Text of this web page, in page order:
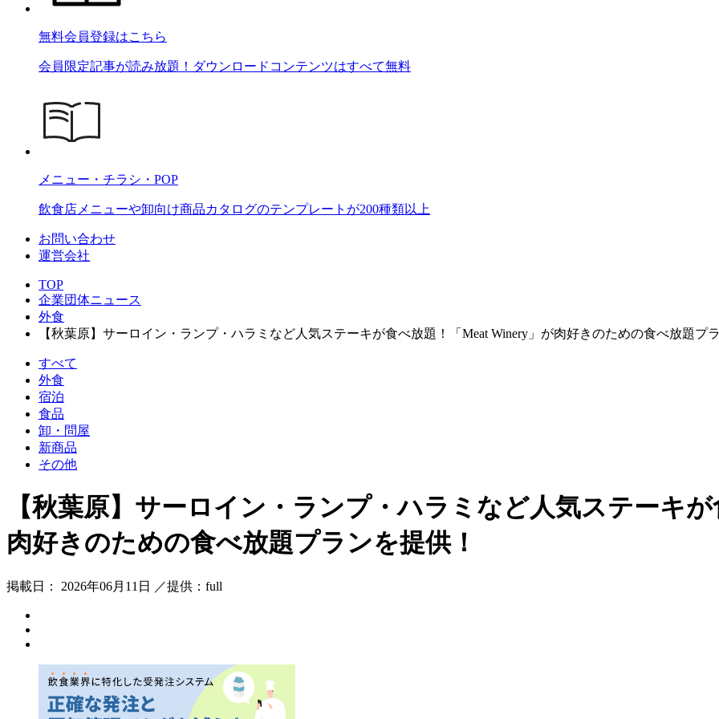
無料会員登録はこちら
会員限定記事が読み放題！ダウンロードコンテンツはすべて無料
メニュー・チラシ・POP
飲食店メニューや卸向け商品カタログのテンプレートが200種類以上
お問い合わせ
運営会社
TOP
企業団体ニュース
外食
【秋葉原】サーロイン・ランプ・ハラミなど人気ステーキが食べ放題！「Meat Winery」が肉好きのための食べ放題プ
すべて
外食
宿泊
食品
卸・問屋
新商品
その他
【秋葉原】サーロイン・ランプ・ハラミなど人気ステーキ
肉好きのための食べ放題プランを提供！
掲載日： 2026年06月11日 ／提供：full